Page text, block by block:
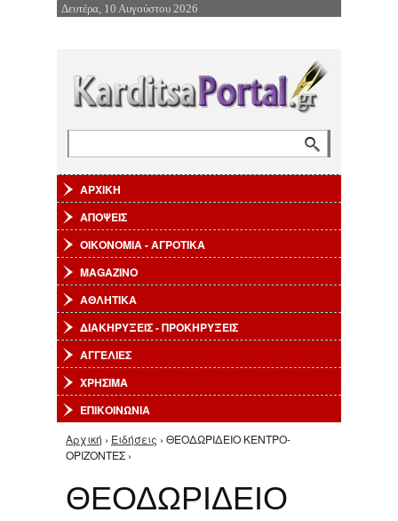
Επιστροφή στην Πλοήγηση
Δευτέρα, 10 Αυγούστου 2026
ΑΡΧΙΚΗ
ΑΠΟΨΕΙΣ
ΟΙΚΟΝΟΜΙΑ - ΑΓΡΟΤΙΚΑ
MAGAZINO
ΑΘΛΗΤΙΚΑ
ΔΙΑΚΗΡΥΞΕΙΣ - ΠΡΟΚΗΡΥΞΕΙΣ
ΑΓΓΕΛΙΕΣ
ΧΡΗΣΙΜΑ
ΕΠΙΚΟΙΝΩΝΙΑ
Είστε εδώ
Αρχική › Ειδήσεις › ΘΕΟΔΩΡΙΔΕΙΟ ΚΕΝΤΡΟ-
ΟΡΙΖΟΝΤΕΣ ›
ΘΕΟΔΩΡΙΔΕΙΟ